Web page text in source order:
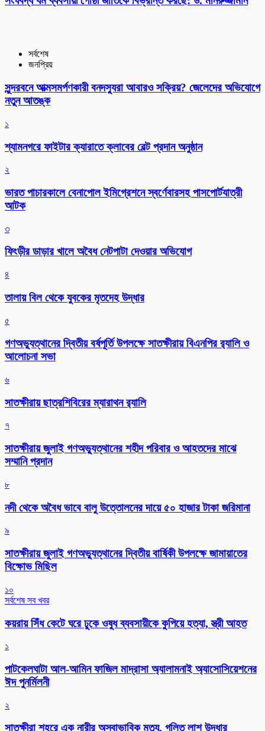
সর্বশেষ
জনপ্রিয়
সুন্দরবনে আত্মসমর্পণকারী বনদস্যুরা আবারও সক্রিয়? জেলেদের অভিযোগে
নতুন আতঙ্ক
১
শ্যামনগরে ফাইটার ক্যারাতে ক্লাবের বেল্ট প্রদান অনুষ্ঠান
২
ভারত পাচারকালে বেনাপোল ইমিগ্রেশনে স্বর্ণেবারসহ পাসপোর্টযাত্রী
আটক
৩
ফিংড়ীর ডাড়ার খালে অবৈধ নেটপাটা দেওয়ার অভিযোগ
৪
তালায় বিল থেকে যুবকের মৃতদেহ উদ্ধার
৫
গণঅভ্যুত্থানের দ্বিতীয় বর্ষপূর্তি উপলক্ষে সাতক্ষীরায় বিএনপির র‌্যালি ও
আলোচনা সভা
৬
সাতক্ষীরায় ছাত্রশিবিরের ম্যারাথন র‌্যালি
৭
সাতক্ষীরায় জুলাই গণঅভ্যুত্থানের শহীদ পরিবার ও আহতদের মাঝে
সম্মানি প্রদান
৮
নদী থেকে অবৈধ ভাবে বালু উত্তোলনের দায়ে ৫০ হাজার টাকা জরিমানা
৯
সাতক্ষীরায় জুলাই গণঅভ্যুত্থানের দ্বিতীয় বার্ষিকী উপলক্ষে জামায়াতের
বিক্ষোভ মিছিল
১০
সর্বশেষ সব খবর
কয়রায় সিঁধ কেটে ঘরে ঢুকে ওষুধ ব্যবসায়ীকে কুপিয়ে হত্যা, স্ত্রী আহত
১
পাটকেলঘাটা আল-আমিন ফাজিল মাদ্রাসা অ্যালামনাই অ্যাসোসিয়েশনের
ঈদ পুনর্মিলনী
২
সাতক্ষীরা শহরে এক নারীর অস্বাভাবিক মৃত্যু, গলিত লাশ উদ্ধার